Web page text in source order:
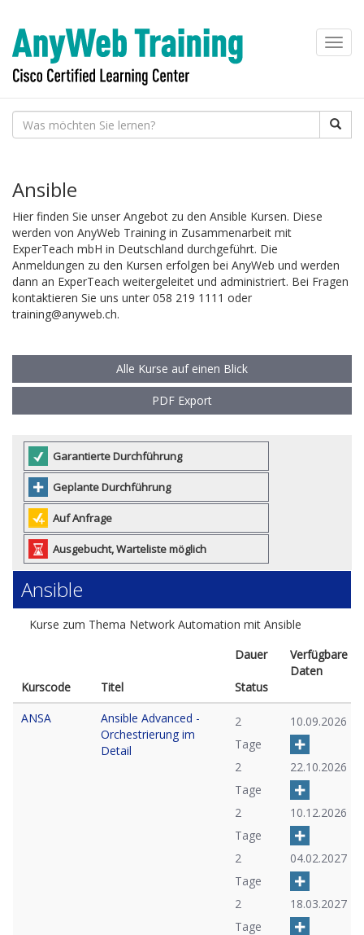
Ansible
Hier finden Sie unser Angebot zu den Ansible Kursen. Diese
werden von AnyWeb Training in Zusammenarbeit mit
ExperTeach mbH in Deutschland durchgeführt. Die
Anmeldungen zu den Kursen erfolgen bei AnyWeb und werden
dann an ExperTeach weitergeleitet und administriert. Bei Fragen
kontaktieren Sie uns unter 058 219 1111 oder
training@anyweb.ch.
Alle Kurse auf einen Blick
PDF Export
Garantierte Durchführung
Geplante Durchführung
Auf Anfrage
Ausgebucht, Warteliste möglich
Ansible
Kurse zum Thema Network Automation mit Ansible
Kurscode Titel
Dauer
Verfügbare
Daten
Status
ANSA
Ansible Advanced -
Orchestrierung im
Detail
2
Tage
10.09.2026
2
Tage
22.10.2026
2
Tage
10.12.2026
2
Tage
04.02.2027
2
Tage
18.03.2027